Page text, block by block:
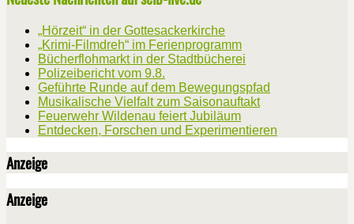
„Hörzeit“ in der Gottesackerkirche
„Krimi-Filmdreh“ im Ferienprogramm
Bücherflohmarkt in der Stadtbücherei
Polizeibericht vom 9.8.
Geführte Runde auf dem Bewegungspfad
Musikalische Vielfalt zum Saisonauftakt
Feuerwehr Wildenau feiert Jubiläum
Entdecken, Forschen und Experimentieren
Anzeige
Anzeige